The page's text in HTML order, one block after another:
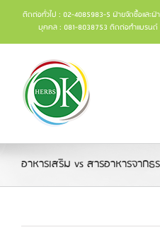
ติดต่อทั่วไป : 02-4085983-5 ฝ่ายจัดซื้อแล
บุคคล : 081-8038753 ติดต่อทำแบรนด์
อาหารเสริม vs สารอาหารจากธ